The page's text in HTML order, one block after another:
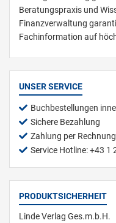
Beratungspraxis und
Finanzverwaltung
Fachinformation auf
UNSER SERVICE
Buchbestellungen
Sichere Bezahlung
Zahlung per
Service Hotline: +43 1
PRODUKTSICHERHEIT
Linde Verlag Ges.m.b.H.